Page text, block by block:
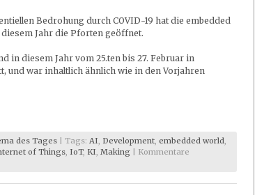
Bedrohung durch COVID-19 hat die embedded
Jahr die Pforten geöffnet.
in diesem Jahr vom 25.ten bis 27. Februar in
und war inhaltlich ähnlich wie in den Vorjahren
des Tages | Tags: AI, Development, embedded world,
of Things, IoT, KI, Making | Kommentare